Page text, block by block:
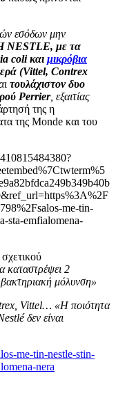
εσόδων μην
ΝESTLE, με τα
coli και μικρόβια
(Vittel, Contrex
τουλάχιστον δυο
Perrier, εξαιτίας
της η
της Monde και του
me-tin-
sta-emfialomena-
καταστρέψει 2
μόλυνση»
Vittel… «Η ποιότητα
δεν είναι
me-tin-nestle-stin-
nera